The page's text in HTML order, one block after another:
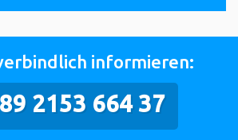
informieren:
2153 664 37